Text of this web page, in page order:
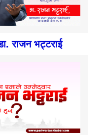
राजन भट्टराई